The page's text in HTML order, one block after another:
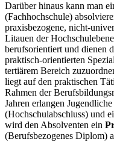
Darüber hinaus kann man
(Fachhochschule)
praxisbezogene, nicht-
Litauen der
berufsorientiert und dienen
praktisch-orientierten
tertiärem Bereich
liegt auf den praktischen
Rahmen der
Jahren erlangen Jugendliche
(Hochschulabschluss) und
wird den Absolventen ein
(Berufsbezogenes Diplom)